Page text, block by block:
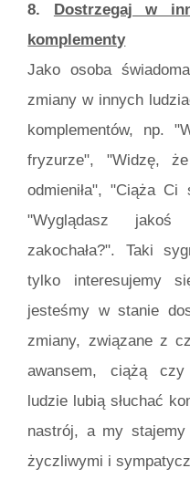
8.
Dostrzegaj w
komplementy
Jako osoba
zmiany w innych
komplementów, np.
fryzurze", "Widzę,
odmieniła", "Ciąża Ci
"Wyglądasz
zakochała?". Taki
tylko interesujemy
jesteśmy w stanie
zmiany, związane z
awansem, ciążą czy
ludzie lubią słuchać
nastrój, a my
życzliwymi i